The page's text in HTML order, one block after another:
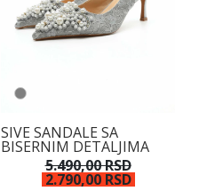
SIVE SANDALE SA
BISERNIM DETALJIMA
5.490,00 RSD
2.790,00 RSD